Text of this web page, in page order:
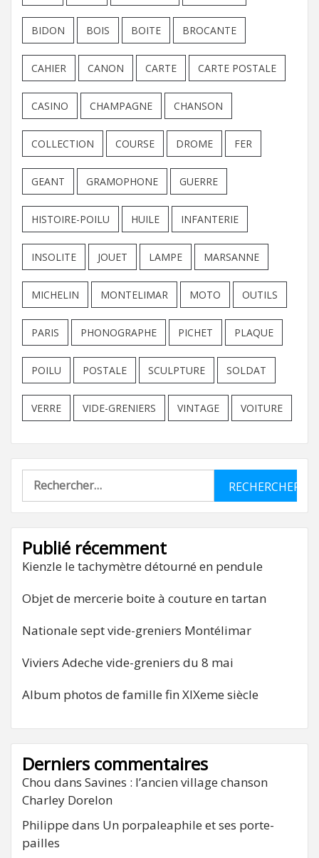
BIDON BOIS BOITE BROCANTE
CAHIER CANON CARTE CARTE POSTALE
CASINO CHAMPAGNE CHANSON
COLLECTION COURSE DROME FER
GEANT GRAMOPHONE GUERRE
HISTOIRE-POILU HUILE INFANTERIE
INSOLITE JOUET LAMPE MARSANNE
MICHELIN MONTELIMAR MOTO OUTILS
PARIS PHONOGRAPHE PICHET PLAQUE
POILU POSTALE SCULPTURE SOLDAT
VERRE VIDE-GRENIERS VINTAGE VOITURE
Rechercher :
Publié récemment
Kienzle le tachymètre détourné en pendule
Objet de mercerie boite à couture en tartan
Nationale sept vide-greniers Montélimar
Viviers Adeche vide-greniers du 8 mai
Album photos de famille fin XIXeme siècle
Derniers commentaires
Chou dans Savines : l’ancien village chanson
Charley Dorelon
Philippe dans Un porpaleaphile et ses porte-
pailles